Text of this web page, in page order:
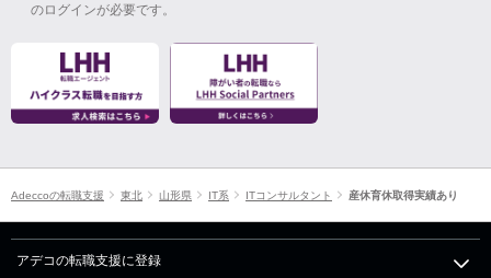
のログインが必要です。
Adeccoの転職支援 東北 山形県 IT系 ITコンサルタント 産休育休取得実績あり
アデコの転職支援に登録